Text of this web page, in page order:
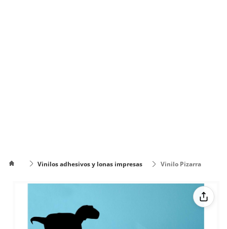
Vinilos adhesivos y lonas impresas
Vinilo Pizarra